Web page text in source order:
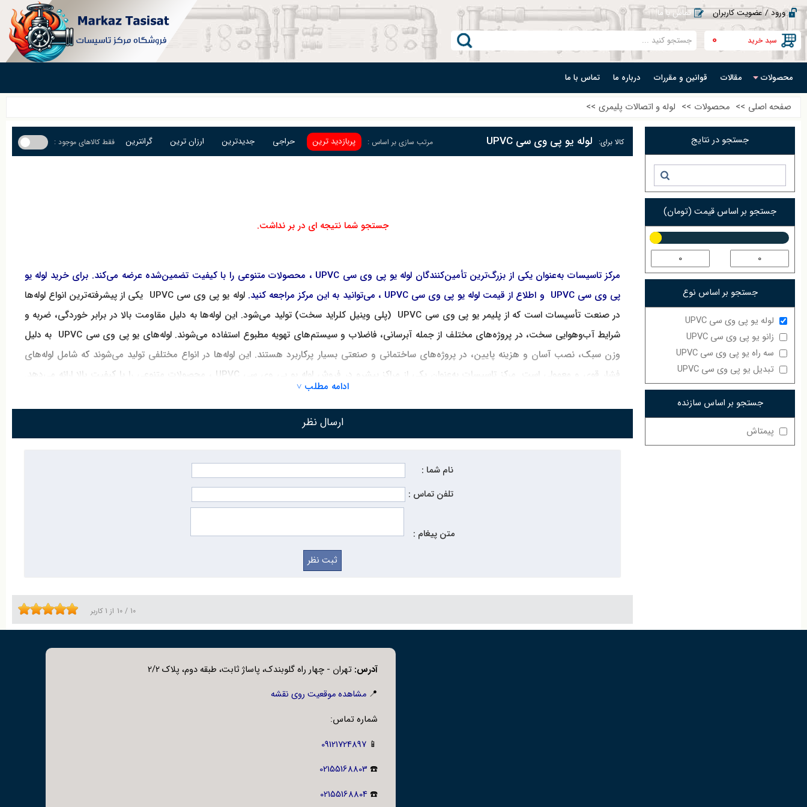
ورود / عضویت کاربران تماس با ما
سبد خرید 0
محصولات مقالات قوانین و مقررات درباره ما تماس با ما
صفحه اصلی >> محصولات >> لوله و اتصالات پلیمری >>
جستجو در نتایج
جستجو بر اساس قیمت (تومان)
جستجو بر اساس نوع
لوله یو پی وی سی UPVC
زانو یو پی وی سی UPVC
سه راه یو پی وی سی UPVC
تبدیل یو پی وی سی UPVC
جستجو بر اساس سازنده
پیمتاش
کالا برای: لوله یو پی وی سی UPVC مرتب سازی بر اساس : پربازدید ترین حراجی جدیدترین ارزان ترین گرانترین فقط کالاهای موجود :
جستجو شما نتیجه ای در بر نداشت.
مرکز تاسیسات به‌عنوان یکی از بزرگ‌ترین تأمین‌کنندگان لوله یو پی وی سی UPVC ، محصولات متنوعی را با کیفیت تضمین‌شده عرضه می‌کند. برای خرید لوله یو
پی وی سی UPVC و اطلاع از قیمت لوله یو پی وی سی UPVC ، می‌توانید به این مرکز مراجعه کنید.
لوله یو پی وی سیUPVC یکی از پیشرفته‌ترین انواع لوله‌ها
در صنعت تأسیسات است که از پلیمر یو پی وی سی UPVC (پلی وینیل کلراید سخت) تولید می‌شود. این لوله‌ها به دلیل مقاومت بالا در برابر خوردگی، ضربه و
شرایط آب‌وهوایی سخت، در پروژه‌های مختلف از جمله آبرسانی، فاضلاب و سیستم‌های تهویه مطبوع استفاده می‌شوند. لوله‌های یو پی وی سی UPVC به دلیل
وزن سبک، نصب آسان و هزینه پایین، در پروژه‌های ساختمانی و صنعتی بسیار پرکاربرد هستند. این لوله‌ها در انواع مختلفی تولید می‌شوند که شامل لوله‌های
فشار قوی و معمولی است. مرکز تاسیسات به‌عنوان یکی از مراکز پیشرو در
فروش لوله یو پی وی سی UPVC
، محصولات متنوعی را با کیفیت بالا ارائه می‌دهد.
، به این مرکز مراجعه کنید.
قیمت لوله یو پی وی سی UPVC
یکی از محصولات پیشرفته در صنعت تأسیسات است که از پلی وینیل کلراید سخت (یو پی وی سی
لوله‌ها به دلیل مقاومت بالا در برابر خوردگی، ضربه و تغییرات دمایی، در پروژه‌های مختلف از جمله آبرسانی، فاضلاب و انتقال مواد شیمیایی به طور گسترده
در برابر اشعه ماوراء بنفش مقاوم است و به همین دلیل در محیط‌های باز و زیرزمینی نیز عملکرد عالی دارد. این
لوله‌ها در انواع فشار قوی و معمولی تولید می‌شوند و بسته به نوع پروژه می‌توان گزینه مناسب را انتخاب کرد.
ادامه مطلب ˅
ارسال نظر
نام شما :
تلفن تماس :
متن پیغام :
10 / 10 از 1 کاربر
آدرس: تهران - چهار راه گلوبندک، پاساژ ثابت، طبقه دوم، پلاک 2/2
📍 مشاهده موقعیت روی نقشه
شماره تماس:
📱
09121724897
☎️
02155168803
☎️
02155168804